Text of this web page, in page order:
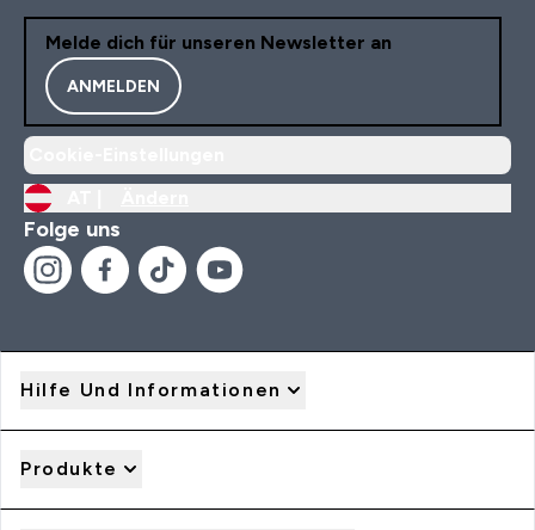
Melde dich für unseren Newsletter an
ANMELDEN
Folge uns
Hilfe Und Informationen
Produkte